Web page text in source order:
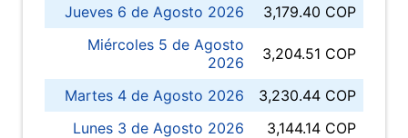
Jueves 6 de Agosto 2026
3,179.40 COP
Miércoles 5 de Agosto
2026
3,204.51 COP
Martes 4 de Agosto 2026
3,230.44 COP
Lunes 3 de Agosto 2026
3,144.14 COP